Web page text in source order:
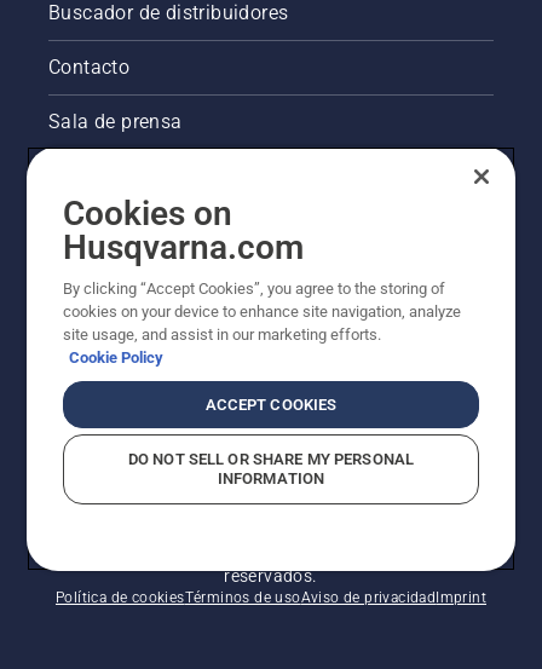
Buscador de distribuidores
Contacto
Sala de prensa
Otros sitios de Husqvarna
La visión de Husqvarna sobre la sostenibilidad
reservados.
Política de cookiesTérminos de usoAviso de privacidad Imprint
Cookies on
Husqvarna.com
By clicking “Accept Cookies”, you agree to the storing of
cookies on your device to enhance site navigation, analyze
site usage, and assist in our marketing efforts.
Cookie Policy
ACCEPT COOKIES
DO NOT SELL OR SHARE MY PERSONAL
INFORMATION